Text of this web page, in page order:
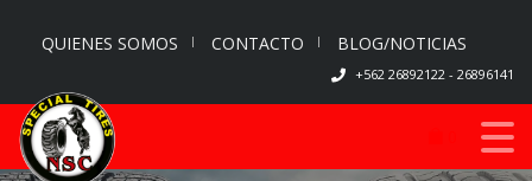
QUIENES SOMOS CONTACTO BLOG/NOTICIAS
+562 26892122 - 26896141